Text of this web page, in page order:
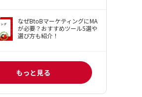
なぜBtoBマーケティングにMA
が必要？おすすめツール5選や
選び方も紹介！
もっと見る